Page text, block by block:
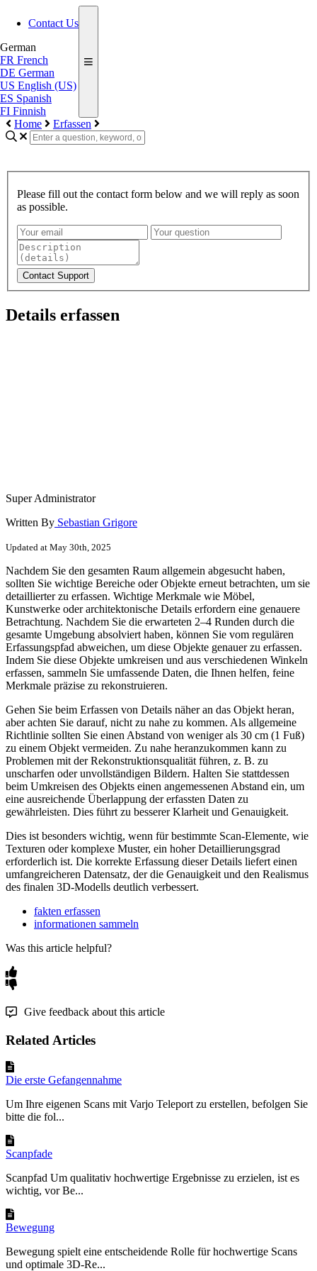
Contact Us
German
FR French
DE German
US English (US)
ES Spanish
FI Finnish
Home
Erfassen
Please fill out the contact form below and we will reply as soon
as possible.
Contact Support
Details erfassen
Super Administrator
Written By Sebastian Grigore
Updated at May 30th, 2025
Nachdem Sie den gesamten Raum allgemein abgesucht haben,
sollten Sie wichtige Bereiche oder Objekte erneut betrachten, um sie
detaillierter zu erfassen. Wichtige Merkmale wie Möbel,
Kunstwerke oder architektonische Details erfordern eine genauere
Betrachtung. Nachdem Sie die erwarteten 2–4 Runden durch die
gesamte Umgebung absolviert haben, können Sie vom regulären
Erfassungspfad abweichen, um diese Objekte genauer zu erfassen.
Indem Sie diese Objekte umkreisen und aus verschiedenen Winkeln
erfassen, sammeln Sie umfassende Daten, die Ihnen helfen, feine
Merkmale präzise zu rekonstruieren.
Gehen Sie beim Erfassen von Details näher an das Objekt heran,
aber achten Sie darauf, nicht zu nahe zu kommen. Als allgemeine
Richtlinie sollten Sie einen Abstand von weniger als 30 cm (1 Fuß)
zu einem Objekt vermeiden. Zu nahe heranzukommen kann zu
Problemen mit der Rekonstruktionsqualität führen, z. B. zu
unscharfen oder unvollständigen Bildern. Halten Sie stattdessen
beim Umkreisen des Objekts einen angemessenen Abstand ein, um
eine ausreichende Überlappung der erfassten Daten zu
gewährleisten. Dies führt zu besserer Klarheit und Genauigkeit.
Dies ist besonders wichtig, wenn für bestimmte Scan-Elemente, wie
Texturen oder komplexe Muster, ein hoher Detaillierungsgrad
erforderlich ist. Die korrekte Erfassung dieser Details liefert einen
umfangreicheren Datensatz, der die Genauigkeit und den Realismus
des finalen 3D-Modells deutlich verbessert.
fakten erfassen
informationen sammeln
Was this article helpful?
Give feedback about this article
Related Articles
Die erste Gefangennahme
Um Ihre eigenen Scans mit Varjo Teleport zu erstellen, befolgen Sie
bitte die fol...
Scanpfade
Scanpfad Um qualitativ hochwertige Ergebnisse zu erzielen, ist es
wichtig, vor Be...
Bewegung
Bewegung spielt eine entscheidende Rolle für hochwertige Scans
und optimale 3D-Re...